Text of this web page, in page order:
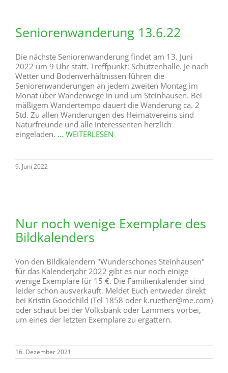
Seniorenwanderung 13.6.22
Die nächste Seniorenwanderung findet am 13. Juni
2022 um 9 Uhr statt. Treffpunkt: Schützenhalle. Je nach
Wetter und Bodenverhältnissen führen die
Seniorenwanderungen an jedem zweiten Montag im
Monat über Wanderwege in und um Steinhausen. Bei
mäßigem Wandertempo dauert die Wanderung ca. 2
Std. Zu allen Wanderungen des Heimatvereins sind
Naturfreunde und alle Interessenten herzlich
eingeladen. ... WEITERLESEN
9. Juni 2022
Nur noch wenige Exemplare des
Bildkalenders
Von den Bildkalendern "Wunderschönes Steinhausen"
für das Kalenderjahr 2022 gibt es nur noch einige
wenige Exemplare für 15 €. Die Familienkalender sind
leider schon ausverkauft. Meldet Euch entweder direkt
bei Kristin Goodchild (Tel 1858 oder k.ruether@me.com)
oder schaut bei der Volksbank oder Lammers vorbei,
um eines der letzten Exemplare zu ergattern.
16. Dezember 2021